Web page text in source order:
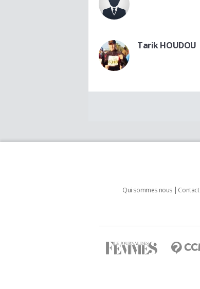
Tarik HOUDOU
Qui sommes nous Contact